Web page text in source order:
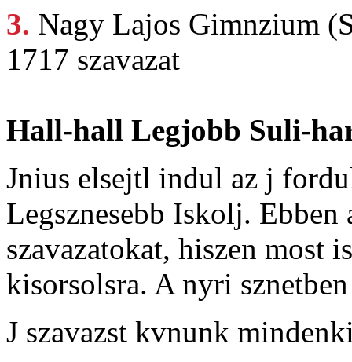
3. Nagy Lajos Gimnzium
1717 szavazat
Hall-hall Legjobb Suli-
Jnius elsejtl indul az j
Legsznesebb Iskolj.
szavazatokat, hiszen most
kisorsolsra. A nyri
J szavazst kvnunk